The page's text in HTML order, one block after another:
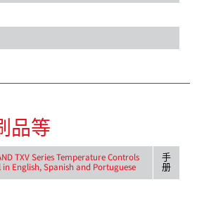
品等
TXV Series Temperature Controls
English, Spanish and Portuguese
手
册